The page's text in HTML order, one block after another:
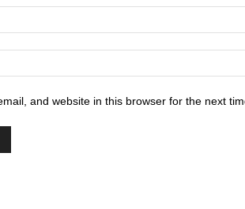
and website in this browser for the next